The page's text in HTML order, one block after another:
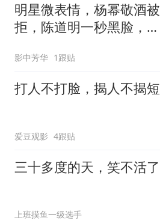
明星微表情，杨幂敬酒被
拒，陈道明一秒黑脸，吴
影中芳华 1跟贴
打人不打脸，揭人不揭短
爱豆观影 4跟贴
三十多度的天，笑不活了
上班摸鱼一级选手